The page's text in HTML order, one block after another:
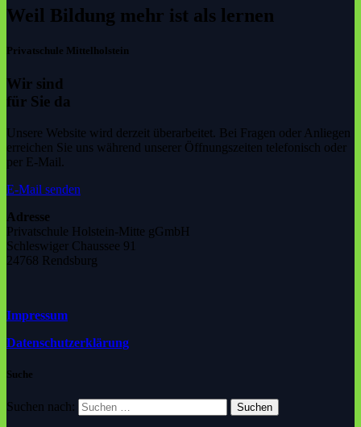
Weil Bildung mehr ist als lernen
Privatschule Mittelholstein
Wir sind
für Sie da
Unsere Website wird derzeit überarbeitet. Bei Fragen oder Anliegen
erreichen Sie uns während unserer Öffnungszeiten telefonisch oder
per E-Mail.
E-Mail senden
Adresse
Privatschule Holstein-Mitte gGmbH
Schleswiger Chaussee 91
24768 Rendsburg
Impressum
Datenschutzerklärung
Suche
Suchen nach: